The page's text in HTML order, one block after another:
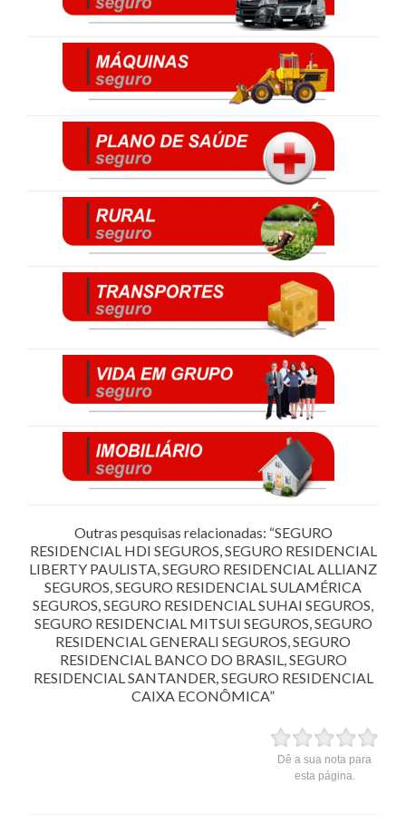
Outras pesquisas relacionadas: “SEGURO
RESIDENCIAL HDI SEGUROS, SEGURO RESIDENCIAL
LIBERTY PAULISTA, SEGURO RESIDENCIAL ALLIANZ
SEGUROS, SEGURO RESIDENCIAL SULAMÉRICA
SEGUROS, SEGURO RESIDENCIAL SUHAI SEGUROS,
SEGURO RESIDENCIAL MITSUI SEGUROS, SEGURO
RESIDENCIAL GENERALI SEGUROS, SEGURO
RESIDENCIAL BANCO DO BRASIL, SEGURO
RESIDENCIAL SANTANDER, SEGURO RESIDENCIAL
CAIXA ECONÔMICA”
Dê a sua nota para
esta página.